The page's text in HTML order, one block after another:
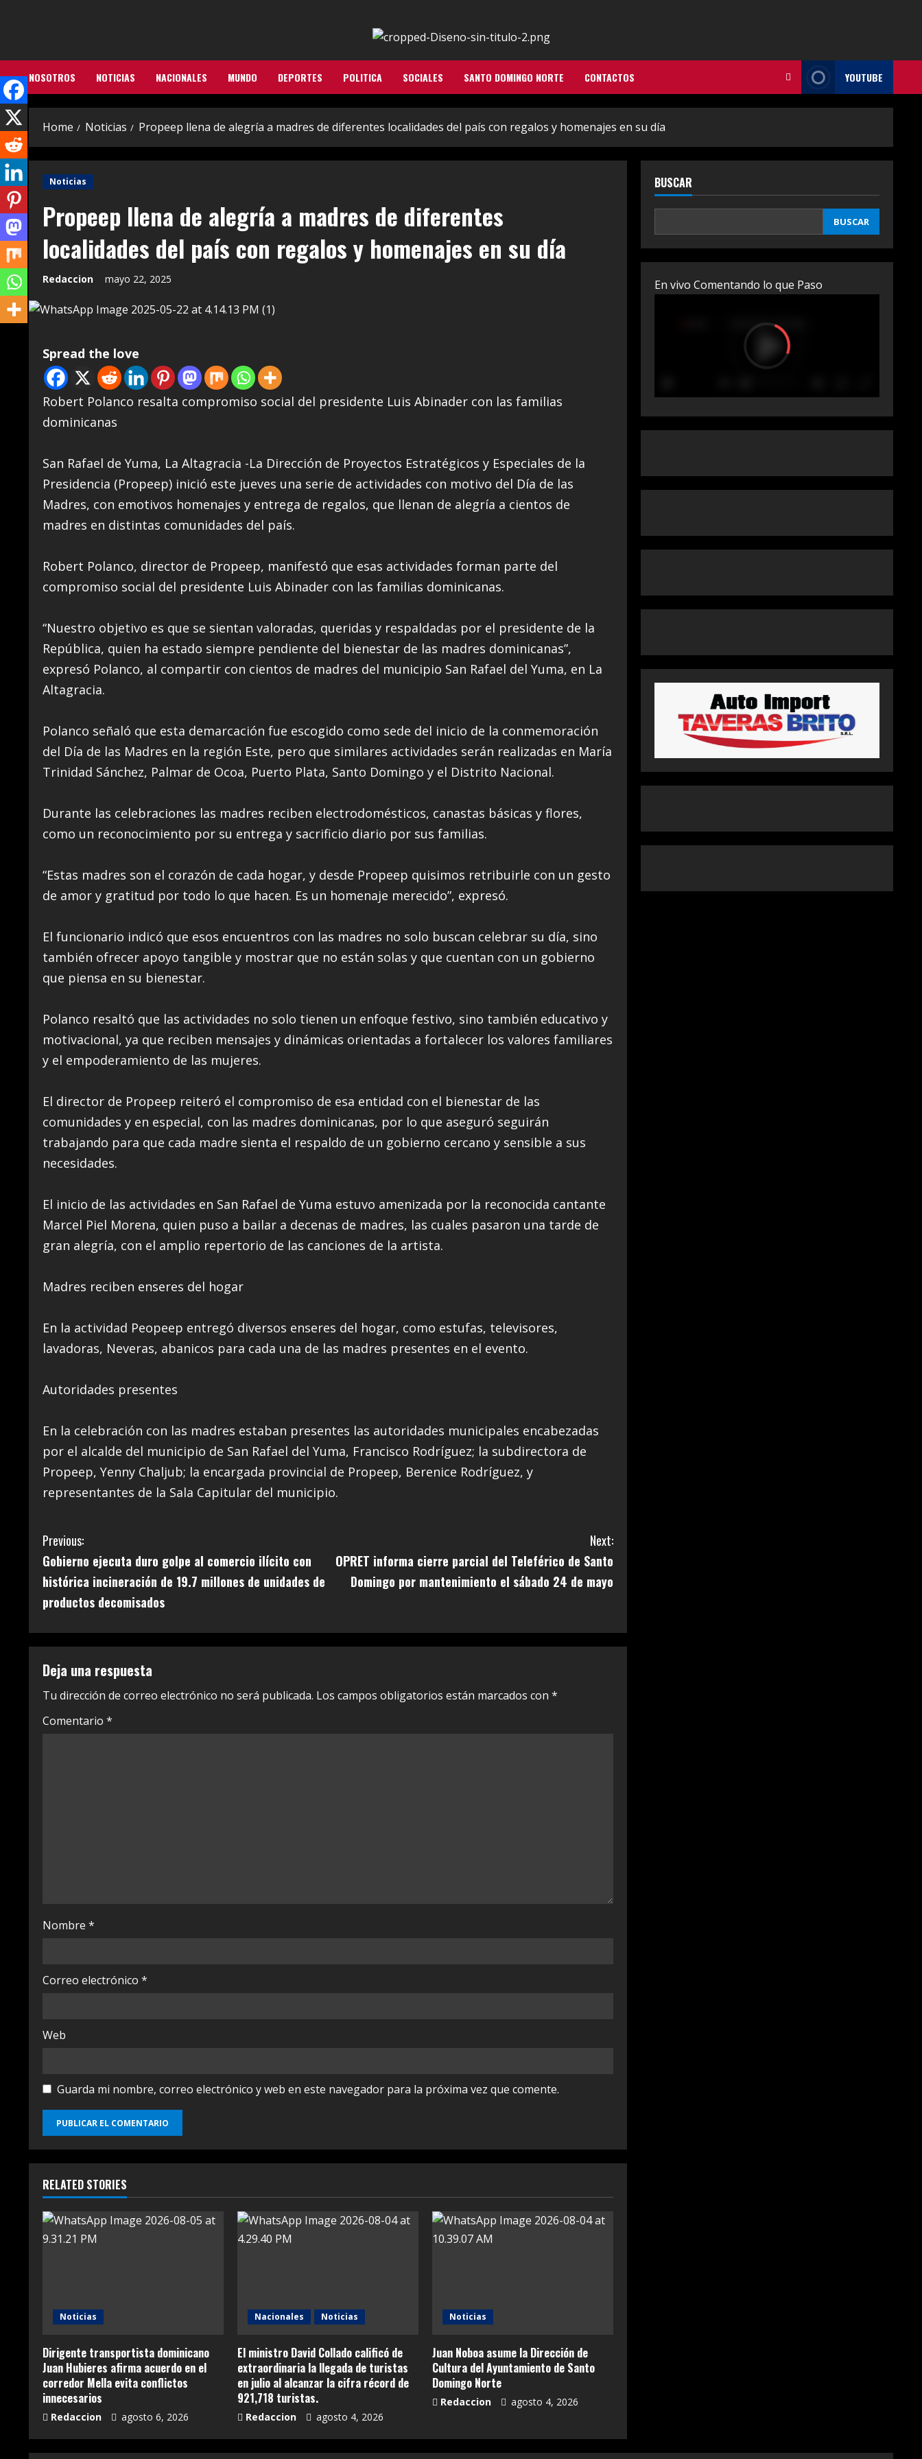
NOSOTROS NOTICIAS NACIONALES MUNDO DEPORTES POLITICA SOCIALES SANTO DOMINGO NORTE CONTACTOS YOUTUBE
Home Noticias Propeep llena de alegría a madres de diferentes localidades del país con regalos y homenajes en su día
Noticias
Propeep llena de alegría a madres de diferentes
localidades del país con regalos y homenajes en su día
Redaccion mayo 22, 2025
Spread the love
Robert Polanco resalta compromiso social del presidente Luis Abinader con las familias
dominicanas
San Rafael de Yuma, La Altagracia -La Dirección de Proyectos Estratégicos y Especiales de la
Presidencia (Propeep) inició este jueves una serie de actividades con motivo del Día de las
Madres, con emotivos homenajes y entrega de regalos, que llenan de alegría a cientos de
madres en distintas comunidades del país.
Robert Polanco, director de Propeep, manifestó que esas actividades forman parte del
compromiso social del presidente Luis Abinader con las familias dominicanas.
“Nuestro objetivo es que se sientan valoradas, queridas y respaldadas por el presidente de la
República, quien ha estado siempre pendiente del bienestar de las madres dominicanas”,
expresó Polanco, al compartir con cientos de madres del municipio San Rafael del Yuma, en La
Altagracia.
Polanco señaló que esta demarcación fue escogido como sede del inicio de la conmemoración
del Día de las Madres en la región Este, pero que similares actividades serán realizadas en María
Trinidad Sánchez, Palmar de Ocoa, Puerto Plata, Santo Domingo y el Distrito Nacional.
Durante las celebraciones las madres reciben electrodomésticos, canastas básicas y flores,
como un reconocimiento por su entrega y sacrificio diario por sus familias.
“Estas madres son el corazón de cada hogar, y desde Propeep quisimos retribuirle con un gesto
de amor y gratitud por todo lo que hacen. Es un homenaje merecido”, expresó.
El funcionario indicó que esos encuentros con las madres no solo buscan celebrar su día, sino
también ofrecer apoyo tangible y mostrar que no están solas y que cuentan con un gobierno
que piensa en su bienestar.
Polanco resaltó que las actividades no solo tienen un enfoque festivo, sino también educativo y
motivacional, ya que reciben mensajes y dinámicas orientadas a fortalecer los valores familiares
y el empoderamiento de las mujeres.
El director de Propeep reiteró el compromiso de esa entidad con el bienestar de las
comunidades y en especial, con las madres dominicanas, por lo que aseguró seguirán
trabajando para que cada madre sienta el respaldo de un gobierno cercano y sensible a sus
necesidades.
El inicio de las actividades en San Rafael de Yuma estuvo amenizada por la reconocida cantante
Marcel Piel Morena, quien puso a bailar a decenas de madres, las cuales pasaron una tarde de
gran alegría, con el amplio repertorio de las canciones de la artista.
Madres reciben enseres del hogar
En la actividad Peopeep entregó diversos enseres del hogar, como estufas, televisores,
lavadoras, Neveras, abanicos para cada una de las madres presentes en el evento.
Autoridades presentes
En la celebración con las madres estaban presentes las autoridades municipales encabezadas
por el alcalde del municipio de San Rafael del Yuma, Francisco Rodríguez; la subdirectora de
Propeep, Yenny Chaljub; la encargada provincial de Propeep, Berenice Rodríguez, y
representantes de la Sala Capitular del municipio.
C
o
n
t
i
n
u
n
Previous:
Gobierno ejecuta duro golpe al comercio ilícito con
histórica incineración de 19.7 millones de unidades de
productos decomisados
Next:
OPRET informa cierre parcial del Teleférico de Santo
Domingo por mantenimiento el sábado 24 de mayo
Deja una respuesta
Tu dirección de correo electrónico no será publicada. Los campos obligatorios están marcados con *
Comentario *
Nombre *
Correo electrónico *
Web
Guarda mi nombre, correo electrónico y web en este navegador para la próxima vez que comente.
RELATED STORIES
Noticias
Dirigente transportista dominicano
Juan Hubieres afirma acuerdo en el
corredor Mella evita conflictos
innecesarios
Redaccion agosto 6, 2026
Nacionales Noticias
El ministro David Collado calificó de
extraordinaria la llegada de turistas
en julio al alcanzar la cifra récord de
921,718 turistas.
Redaccion agosto 4, 2026
Noticias
Juan Noboa asume la Dirección de
Cultura del Ayuntamiento de Santo
Domingo Norte
Redaccion agosto 4, 2026
BUSCAR
BUSCAR
En vivo Comentando lo que Paso